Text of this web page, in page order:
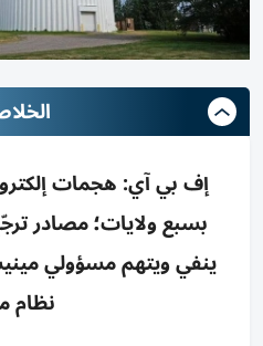
إف بي آي: هجمات
بسبع ولايات؛ مصادر
نظام